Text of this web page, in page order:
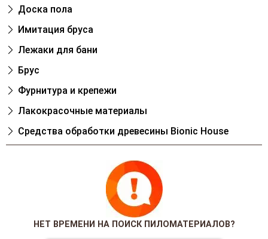
Доска пола
Имитация бруса
Лежаки для бани
Брус
Фурнитура и крепежи
Лакокрасочные материалы
Cредства обработки древесины Bionic House
НЕТ ВРЕМЕНИ НА ПОИСК ПИЛОМАТЕРИАЛОВ?